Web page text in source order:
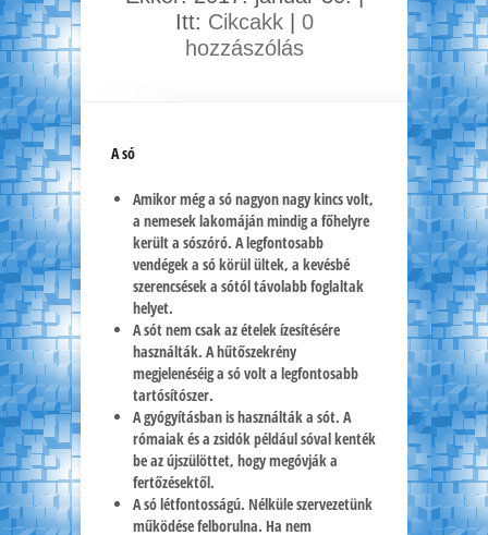
Itt: Cikcakk| 0
hozzászólás
A só
Amikor még a só nagyon nagy kincs volt,
a nemesek lakomáján mindig a főhelyre
került a sószóró. A legfontosabb
vendégek a só körül ültek, a kevésbé
szerencsések a sótól távolabb foglaltak
helyet.
A sót nem csak az ételek ízesítésére
használták. A hűtőszekrény
megjelenéséig a só volt a legfontosabb
tartósítószer.
A gyógyításban is használták a sót. A
rómaiak és a zsidók például sóval kenték
be az újszülöttet, hogy megóvják a
fertőzésektől.
A só létfontosságú. Nélküle szervezetünk
működése felborulna. Ha nem